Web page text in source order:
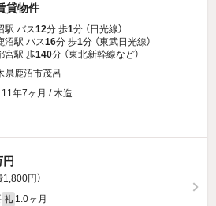
貸物件
駅 バス12分 歩1分 （日光線）
沼駅 バス16分 歩1分 （東武日光線）
宮駅 歩140分 （東北新幹線など）
県鹿沼市茂呂
年7ヶ月 / 木造
円
1,800円）
礼 1.0ヶ月